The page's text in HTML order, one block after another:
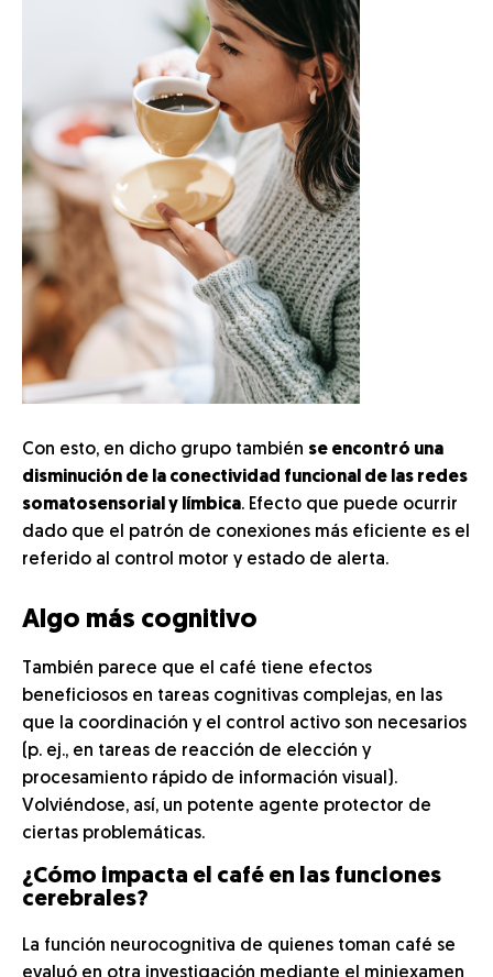
Con esto, en dicho grupo también se encontró una
disminución de la conectividad funcional de las redes
somatosensorial y límbica. Efecto que puede ocurrir
dado que el patrón de conexiones más eficiente es el
referido al control motor y estado de alerta.
Algo más cognitivo
También parece que el café tiene efectos
beneficiosos en tareas cognitivas complejas, en las
que la coordinación y el control activo son necesarios
(p. ej., en tareas de reacción de elección y
procesamiento rápido de información visual).
Volviéndose, así, un potente agente protector de
ciertas problemáticas.
¿Cómo impacta el café en las funciones
cerebrales?
La función neurocognitiva de quienes toman café se